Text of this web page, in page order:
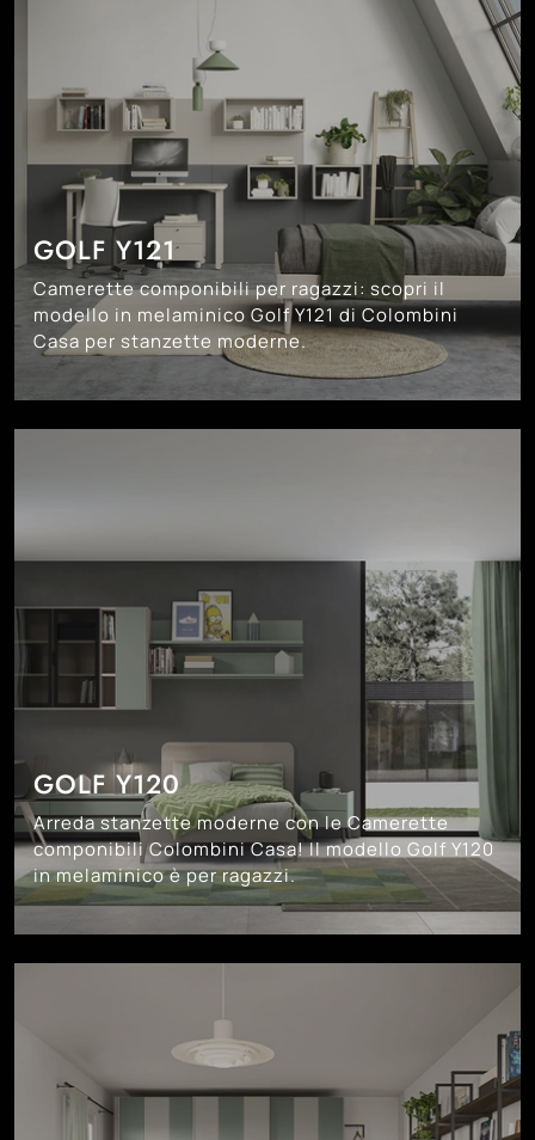
GOLF Y121
Camerette componibili per ragazzi: scopri il
modello in melaminico Golf Y121 di Colombini
Casa per stanzette moderne.
GOLF Y120
Arreda stanzette moderne con le Camerette
componibili Colombini Casa! Il modello Golf Y120
in melaminico è per ragazzi.